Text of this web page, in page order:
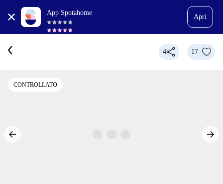
App Spotahome
Apri
4 17
CONTROLLATO